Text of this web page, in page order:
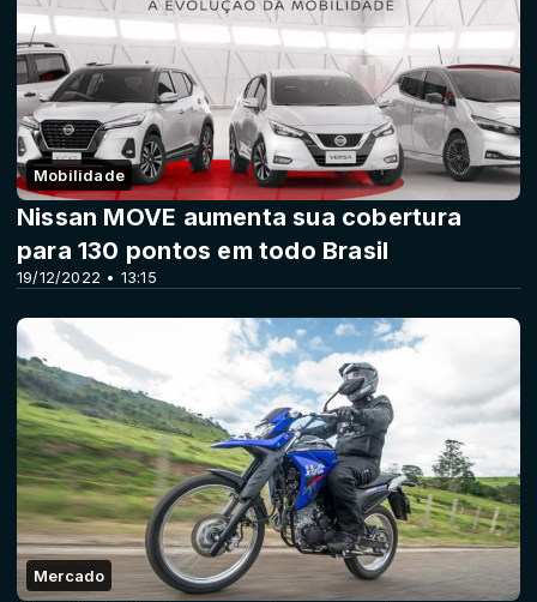
Mobilidade
19/12/2022 • 13:15
Nissan MOVE aumenta sua cobertura
para 130 pontos em todo Brasil
Mercado